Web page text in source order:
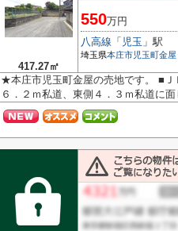
417.27㎡
550万円
八高線 「 児玉 」駅
埼玉県本庄市児玉町金屋
★本庄市児玉町金屋の売地です。 ■Ｊ
６．２ｍ私道、東側４．３ｍ私道に